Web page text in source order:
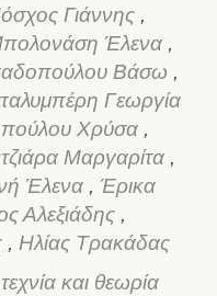
Γιάννης ,
Έλενα ,
Βάσω ,
Γεωργία
Χρύσα ,
Μαργαρίτα ,
Έλενα , Έρικα
Αλεξιάδης ,
, Ηλίας Τρακάδας
και θεωρία